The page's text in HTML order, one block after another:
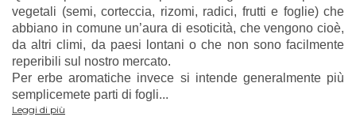
vegetali (semi, corteccia, rizomi, radici, frutti e foglie) che
abbiano in comune un’aura di esoticità, che vengono cioè,
da altri climi, da paesi lontani o che non sono facilmente
reperibili sul nostro mercato.
Per erbe aromatiche invece si intende generalmente più
semplicemete parti di fogli...
Leggi di più